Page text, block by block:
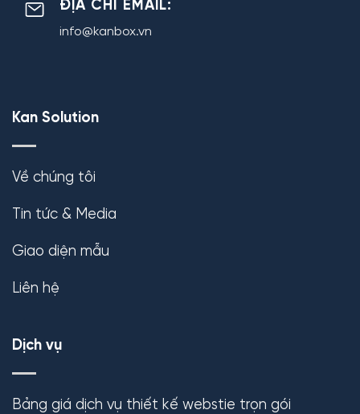
ĐỊA CHỈ EMAIL:
info@kanbox.vn
Kan Solution
Về chúng tôi
Tin tức & Media
Giao diện mẫu
Liên hệ
Dịch vụ
Bảng giá dịch vụ thiết kế webstie trọn gói